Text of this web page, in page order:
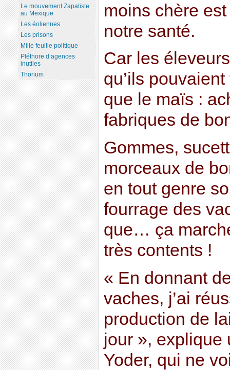
moins chère
notre santé.
Car les
qu’ils
que le maïs :
fabriques de
Gommes,
morceaux de
en tout genre
fourrage des
que… ça
très contents !
« En donnant
vaches, j’ai
production de
jour », explique
Yoder, qui ne
Le mouvement Zapatiste
au Mexique
Les éoliennes
Les prisons
Mille feuille politique
Pléthore d’agences
inutiles
Thorium